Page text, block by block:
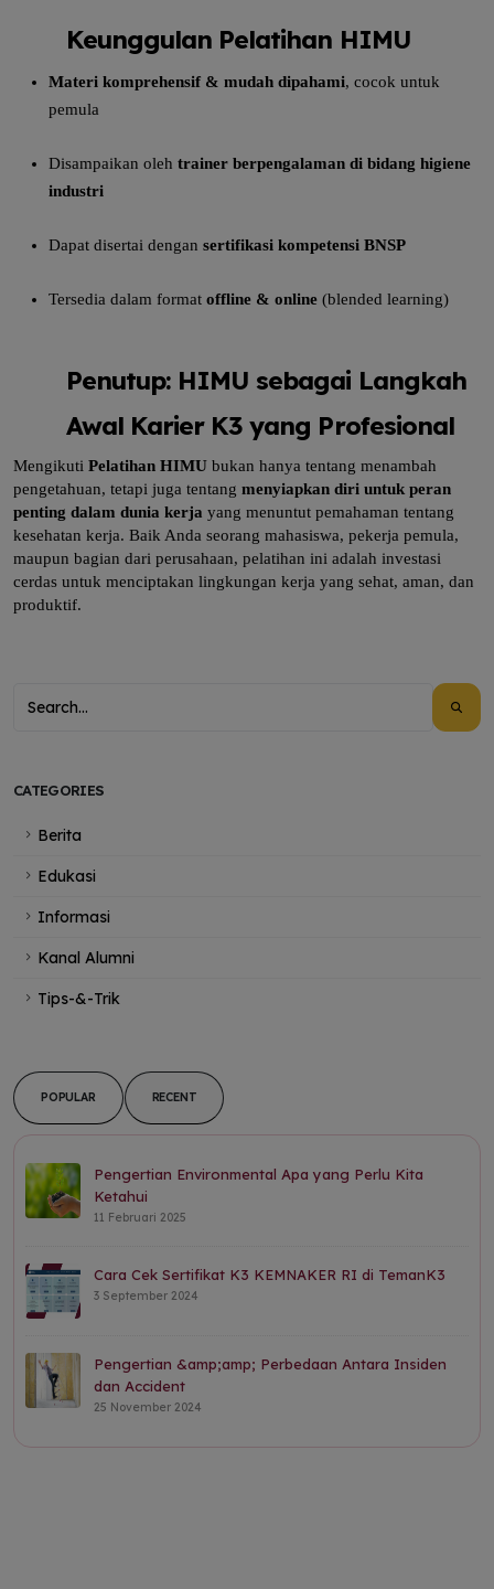
Keunggulan Pelatihan HIMU
Materi komprehensif & mudah dipahami, cocok untuk
pemula
Disampaikan oleh trainer berpengalaman di bidang higiene
industri
Dapat disertai dengan sertifikasi kompetensi BNSP
Tersedia dalam format offline & online (blended learning)
Penutup: HIMU sebagai Langkah
Awal Karier K3 yang Profesional
Mengikuti Pelatihan HIMU bukan hanya tentang menambah
pengetahuan, tetapi juga tentang menyiapkan diri untuk peran
penting dalam dunia kerja yang menuntut pemahaman tentang
kesehatan kerja. Baik Anda seorang mahasiswa, pekerja pemula,
maupun bagian dari perusahaan, pelatihan ini adalah investasi
cerdas untuk menciptakan lingkungan kerja yang sehat, aman, dan
produktif.
CATEGORIES
Berita
Edukasi
Informasi
Kanal Alumni
Tips-&-Trik
POPULAR RECENT
Pengertian Environmental Apa yang Perlu Kita
Ketahui
11 Februari 2025
Cara Cek Sertifikat K3 KEMNAKER RI di TemanK3
3 September 2024
Pengertian &amp;amp; Perbedaan Antara Insiden
dan Accident
25 November 2024